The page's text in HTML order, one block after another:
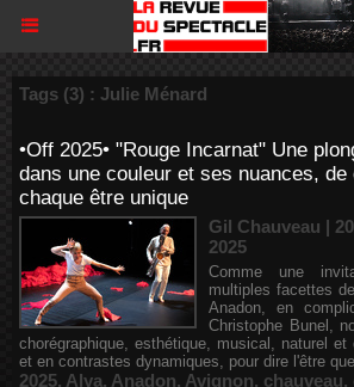
Tags (3) : Julie Ménard
•Off 2025• "Rouge Incarnat" Une
dans une couleur et ses nuances, de
chaque être unique
Gil Chauveau |
2025
Comme une
multiples facettes
Anadon, en
Christophe Bunel,
chorégraphique, esthétique, musical, naturel
et en contrastes dynamiques, pour dire l'être
2025, Alya, Anadon, Avignon, chauveau,